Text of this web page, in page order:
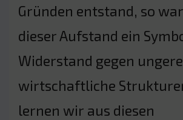
Gründen entstand, so
dieser Aufstand ein
Widerstand gegen
wirtschaftliche
lernen wir aus diesen